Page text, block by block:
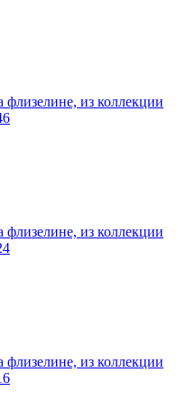
из коллекции
из коллекции
из коллекции